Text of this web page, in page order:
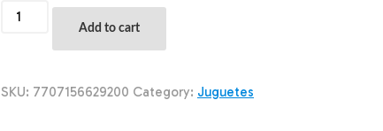
Para
Peluche
Add to cart
SKU: 7707156629200 Category: Juguetes